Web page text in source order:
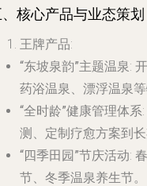
核心产品与业态策划
王牌产品:
“东坡泉韵”主题温泉:
药浴温泉、漂浮温泉等
“全时龄”健康管理体系
测、定制疗愈方案到
“四季田园”节庆活动:
节、冬季温泉养生节。